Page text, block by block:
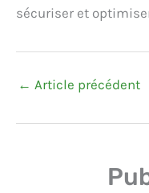
sécuriser et
← Article précédent